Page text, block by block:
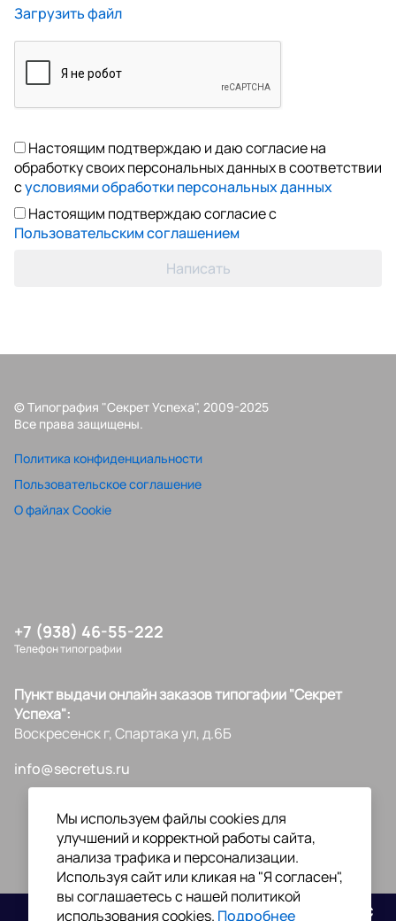
Загрузить файл
Настоящим подтверждаю и даю согласие на
обработку своих персональных данных в соответствии
сусловиями обработки персональных данных
Настоящим подтверждаю согласие с
Пользовательским соглашением
Написать
© Типография "Секрет Успеха", 2009-2025
Все права защищены.
Политика конфиденциальности
Пользовательское соглашение
О файлах Cookie
+7 (938) 46-55-222
Телефон типографии
Пункт выдачи онлайн заказов типогафии "Секрет
Успеха":
Воскресенск г, Спартака ул, д.6Б
info@secretus.ru
Мы используем файлы cookies для
улучшений и корректной работы сайта,
анализа трафика и персонализации.
Используя сайт или кликая на "Я согласен",
вы соглашаетесь с нашей политикой
использования cookies. Подробнее
Разработано